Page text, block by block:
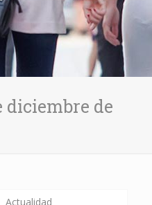
diciembre de
Actualidad